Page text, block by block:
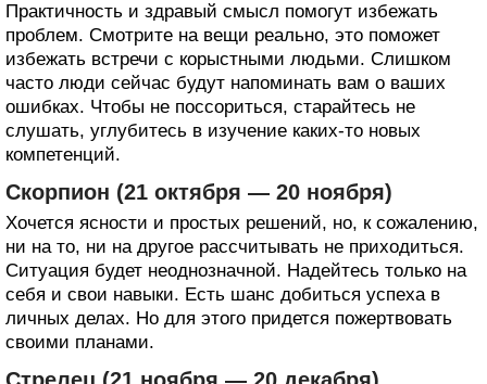
Практичность и здравый смысл помогут избежать
проблем. Смотрите на вещи реально, это поможет
избежать встречи с корыстными людьми. Слишком
часто люди сейчас будут напоминать вам о ваших
ошибках. Чтобы не поссориться, старайтесь не
слушать, углубитесь в изучение каких-то новых
компетенций.
Скорпион (21 октября — 20 ноября)
Хочется ясности и простых решений, но, к сожалению,
ни на то, ни на другое рассчитывать не приходиться.
Ситуация будет неоднозначной. Надейтесь только на
себя и свои навыки. Есть шанс добиться успеха в
личных делах. Но для этого придется пожертвовать
своими планами.